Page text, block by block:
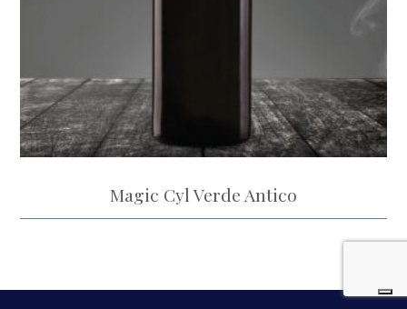
Magic Cyl Verde Antico